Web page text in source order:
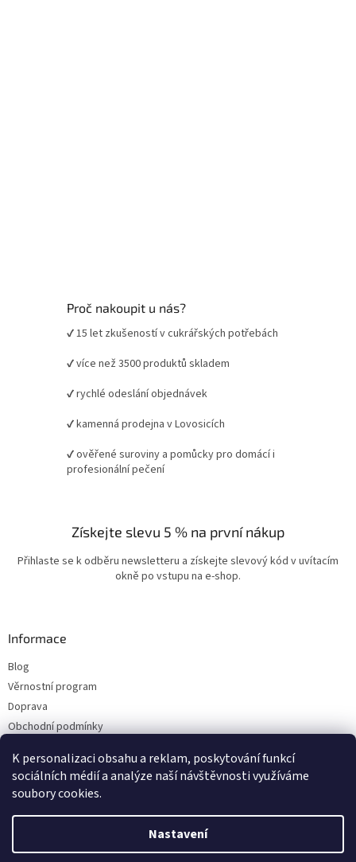
K personalizaci obsahu a reklam, poskytování funkcí
sociálních médií a analýze naší návštěvnosti využíváme
soubory cookies.
Nastavení
Proč nakoupit u nás?
✔ 15 let zkušeností v cukrářských potřebách
✔ více než 3500 produktů skladem
✔ rychlé odeslání objednávek
✔ kamenná prodejna v Lovosicích
✔ ověřené suroviny a pomůcky pro domácí i
profesionální pečení
Získejte slevu 5 % na první nákup
Přihlaste se k odběru newsletteru a získejte slevový kód v uvítacím
okně po vstupu na e-shop.
Informace
Blog
Věrnostní program
Doprava
Obchodní podmínky
Kontakty
Vytvořil Shoptet